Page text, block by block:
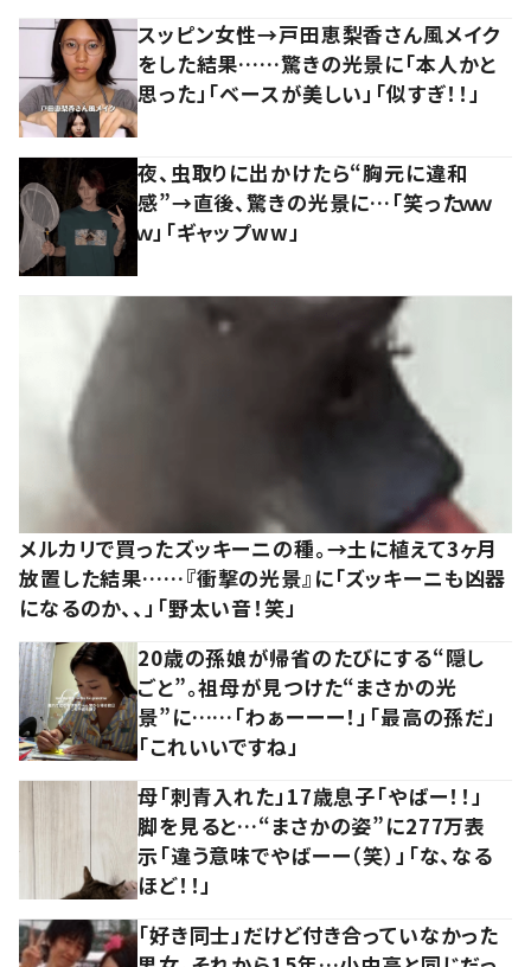
スッピン女性→戸田恵梨香さん風メイク
をした結果……驚きの光景に「本人かと
思った」「ベースが美しい」「似すぎ！！」
夜、虫取りに出かけたら“胸元に違和
感”→直後、驚きの光景に…「笑ったｗｗ
ｗ」「ギャップww」
メルカリで買ったズッキーニの種。→土に植えて3ヶ月
放置した結果……『衝撃の光景』に「ズッキーニも凶器
になるのか、、」「野太い音！笑」
20歳の孫娘が帰省のたびにする“隠し
ごと”。祖母が見つけた“まさかの光
景”に……「わぁーーー！」「最高の孫だ」
「これいいですね」
母「刺青入れた」17歳息子「やばー！！」
脚を見ると…“まさかの姿”に277万表
示「違う意味でやばーー（笑）」「な、なる
ほど！！」
「好き同士」だけど付き合っていなかった